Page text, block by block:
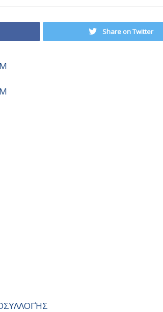
Share on Twitter